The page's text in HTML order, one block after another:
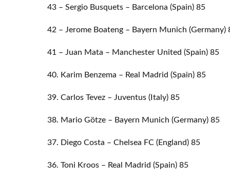
43 – Sergio Busquets – Barcelona (Spain) 85
42 – Jerome Boateng – Bayern Munich (Germany)
41 – Juan Mata – Manchester United (Spain) 85
40. Karim Benzema – Real Madrid (Spain) 85
39. Carlos Tevez – Juventus (Italy) 85
38. Mario Götze – Bayern Munich (Germany) 85
37. Diego Costa – Chelsea FC (England) 85
36. Toni Kroos – Real Madrid (Spain) 85